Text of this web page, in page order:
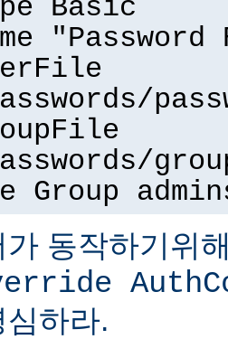
Basic
Group
가 동작하기위
심하라.